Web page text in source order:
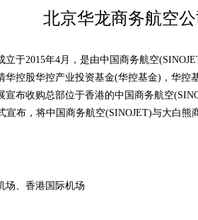
北京华龙商务航空
于2015年4月，是由中国商务航空
华控股华控产业投资基金(华控基金)，华控
宣布收购总部位于香港的中国商务航空
宣布，将中国商务航空(SINOJET)与大白
场、香港国际机场